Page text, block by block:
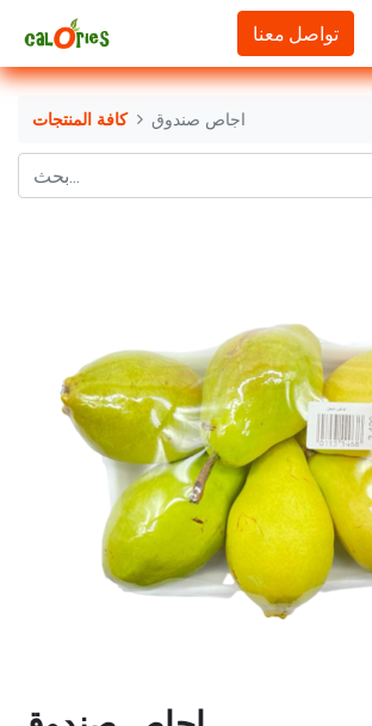
تواصل معنا
كافة المنتجات اجاص صندوق